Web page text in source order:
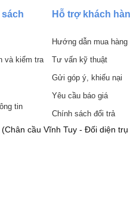
và kiểm tra
tin
Hỗ trợ khách
Hướng dẫn mua hàng
Tư vấn kỹ thuật
Gửi góp ý, khiếu nại
Yêu cầu báo giá
Chính sách đổi trả
cầu Vĩnh Tuy - Đối diện trụ